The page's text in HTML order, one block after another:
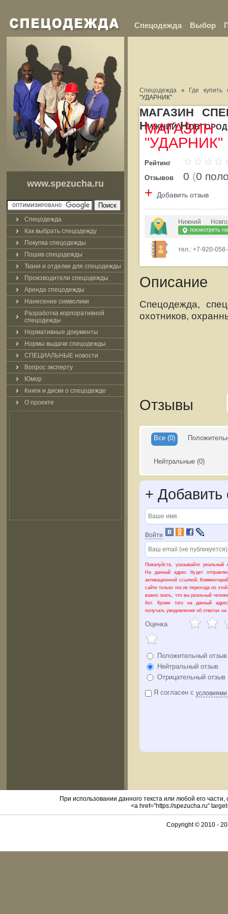
Спецодежда Выбор
www.spezucha.ru
Спецодежда
Как выбрать спецодежду
Покупка спецодежды
Пошив спецодежды
Ткани и отделки для спецодежды
Производители спецодежды
Аренда спецодежды
Нанесение символики
Разработка корпоративной
спецодежды
Нормативные документы
Нормы выдачи спецодежды
СПЕЦИАЛЬНЫЕ новости
Вопрос эксперту
Юмор
Книги и диски о спецодежде
О проекте
Спецодежда »
Где купить
"УДАРНИК"
МАГАЗИН
Нижний Новгород
"УДАРНИК"
Рейтинг
Отзывов
0 (0
+ Добавить отзыв
Нижний
посмотреть
тел.: +7-920-
Описание
Спецодежда,
охотников,
Отзывы
Все (0)
Нейтральные(0)
+ Добавить
Войти
Пожалуйста, указывайте реальный
На данный адрес будет
активационной ссылкой.
сайте только после перехода по
важно знать, что вы реальный
бот. Кроме того на данный
получать уведомления об ответах
Оценка
Положительный отзыв
Нейтральный отзыв
Отрицательный отзыв
Я согласен с
При использовании данного текста или любой его части,
<a href=”https://spezucha.ru”
Copyright © 2010 -